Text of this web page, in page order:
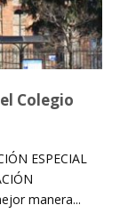
Colegio
ESPECIAL
manera...